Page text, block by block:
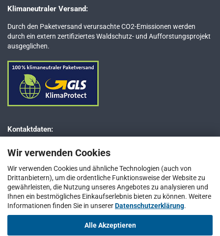
Wir verwenden Cookies
Wir verwenden Cookies und ähnliche Technologien (auch von
Drittanbietern), um die ordentliche Funktionsweise der Website zu
gewährleisten, die Nutzung unseres Angebotes zu analysieren und
Ihnen ein bestmögliches Einkaufserlebnis bieten zu können. Weitere
Informationen finden Sie in unsererDatenschutzerklärung.
Alle Akzeptieren
Klimaneutraler Versand:
Durch den Paketversand verursachte CO2-Emissionen werden
durch ein extern zertifiziertes Waldschutz- und Aufforstungsprojekt
ausgeglichen.
Kontaktdaten:
Jägerweg 5–7
D-85521 Ottobrunn bei München
Telefon: +49 (0) 89 / 66 66 33 400
Telefax: +49 (0) 89 / 66 66 33 411
E-Mail:info@jesspumpen.de